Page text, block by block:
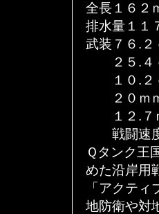
全長１６２
排水量１１
武装７６.２
２５.４ｃ
１０.２ｃ
２０ｍｍ
１２.７ｍ
戦闘速度
Ｑタンク王
めた沿岸用
「アクテ
地防衛や対